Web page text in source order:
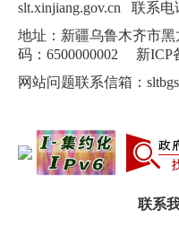
slt.xinjiang.gov.cn 联系电
地址：新疆乌鲁木齐市
码：6500000002
新ICP
网站问题联系信箱：
联系